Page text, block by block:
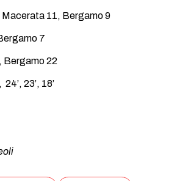
Macerata 11, Bergamo 9
7
Bergamo 22
24’, 23’, 18’